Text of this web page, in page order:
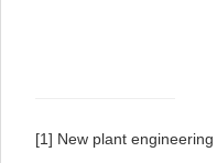
[1] New plant